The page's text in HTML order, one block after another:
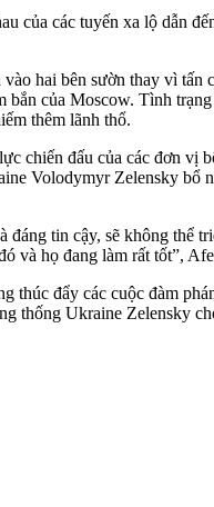
của các tuyến xa lộ dẫn
hai bên sườn thay vì tấn
của Moscow. Tình
thêm lãnh thổ.
đấu của các đơn vị
Volodymyr Zelensky bổ
tin cậy, sẽ không thể
và họ đang làm rất tốt”,
đẩy các cuộc đàm
thống Ukraine Zelensky